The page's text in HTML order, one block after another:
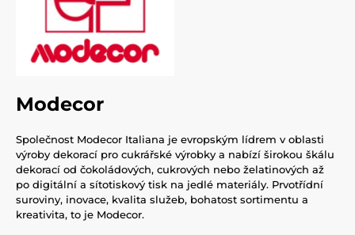
Modecor
Společnost Modecor Italiana je evropským lídrem v oblasti
výroby dekorací pro cukrářské výrobky a nabízí širokou škálu
dekorací od čokoládových, cukrových nebo želatinových až
po digitální a sítotiskový tisk na jedlé materiály. Prvotřídní
suroviny, inovace, kvalita služeb, bohatost sortimentu a
kreativita, to je Modecor.